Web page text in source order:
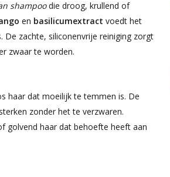
shampoodie droog, krullend of
en basilicumextract voedt het
De zachte, siliconenvrije reiniging zorgt
zwaar te worden.
haar dat moeilijk te temmen is. De
zonder het te verzwaren.
golvend haar dat behoefte heeft aan